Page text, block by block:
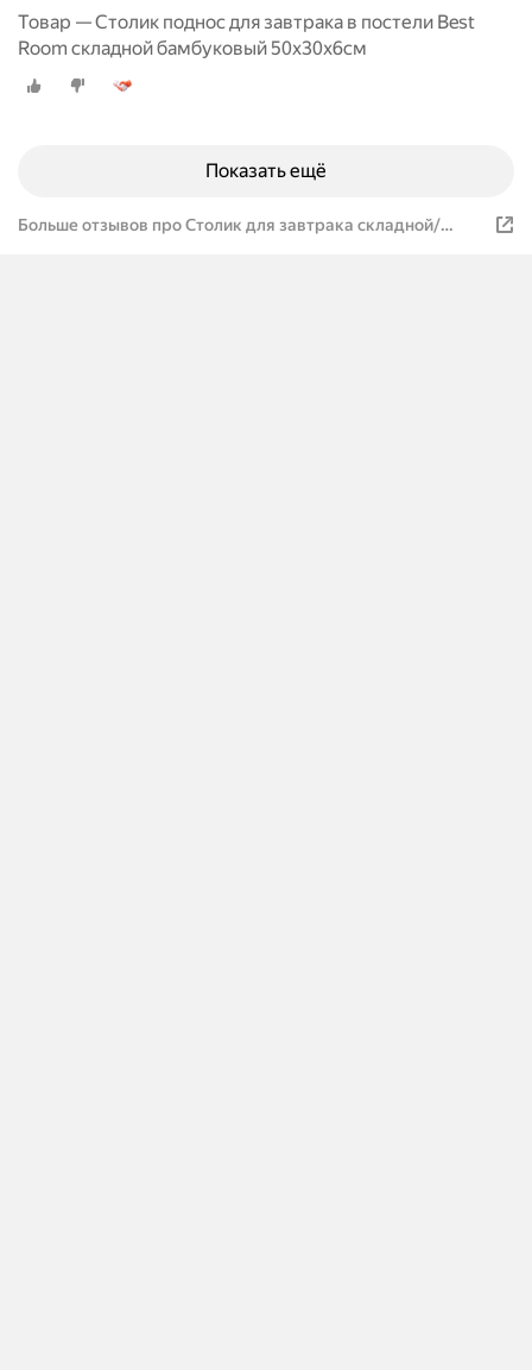
Товар — Столик поднос для завтрака в постели Best
Room складной бамбуковый 50x30x6см
Показать ещё
Больше отзывов про Столик для завтрака складной/